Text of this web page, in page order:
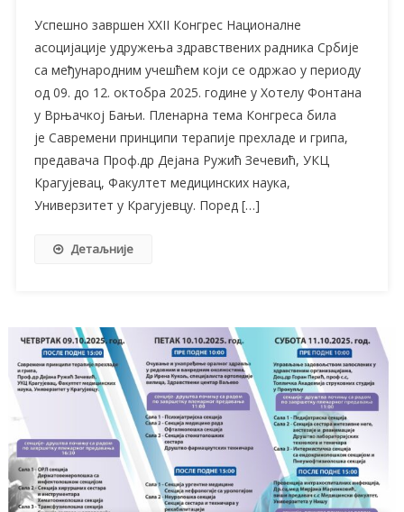
Успешно завршен XXII Конгрес Националне
асоцијације удружења здравствених радника Србије
са међународним учешћем који се одржао у периоду
од 09. до 12. октобра 2025. године у Хотелу Фонтана
у Врњачкој Бањи. Пленарна тема Конгреса била
је Савремени принципи терапије прехладе и грипа,
предавача Проф.др Дејана Ружић Зечевић, УКЦ
Крагујевац, Факултет медицинских наука,
Универзитет у Крагујевцу. Поред […]
Детаљније